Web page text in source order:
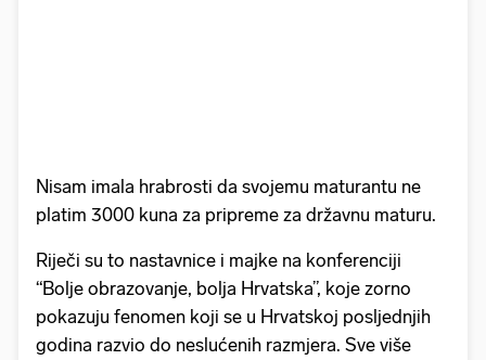
Nisam imala hrabrosti da svojemu maturantu ne
platim 3000 kuna za pripreme za državnu maturu.
Riječi su to nastavnice i majke na konferenciji
“Bolje obrazovanje, bolja Hrvatska”, koje zorno
pokazuju fenomen koji se u Hrvatskoj posljednjih
godina razvio do neslućenih razmjera. Sve više